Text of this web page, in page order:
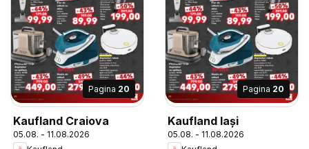
Pagina 20
Kaufland Craiova
05.08. - 11.08.2026
Pagina 20
Kaufland Iași
05.08. - 11.08.2026